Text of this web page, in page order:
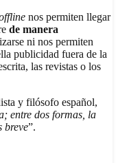
nos permiten llegar
de manera
ni nos permiten
publicidad fuera de la
las revistas o los
y filósofo español,
entre dos formas, la
breve”.